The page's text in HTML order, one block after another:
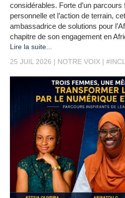
considérables. Forte d’un parcours
personnelle et l’action de terrain,
ambassadrice de solutions pour
chapitre de son engagement en
Lire la suite...
25 JUIL 2026
NOTRE VOIX